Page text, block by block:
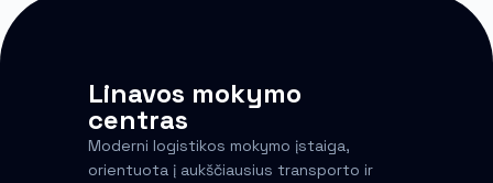
Linavos mokymo
centras
Moderni logistikos mokymo įstaiga,
orientuota į aukščiausius transporto ir